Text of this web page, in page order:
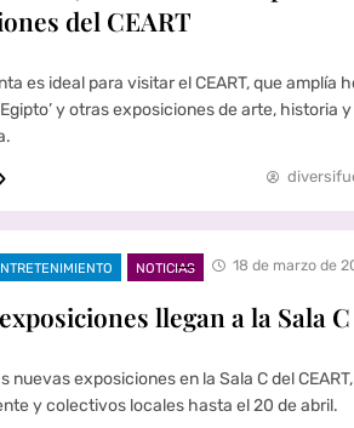
del CEART
es ideal para visitar el CEART, que amplía
Egipto’ y otras exposiciones de arte, historia
NOTICIAS 18 de marzo de
llegan a la Sala
nuevas exposiciones en la Sala C del
y colectivos locales hasta el 20 de abril.